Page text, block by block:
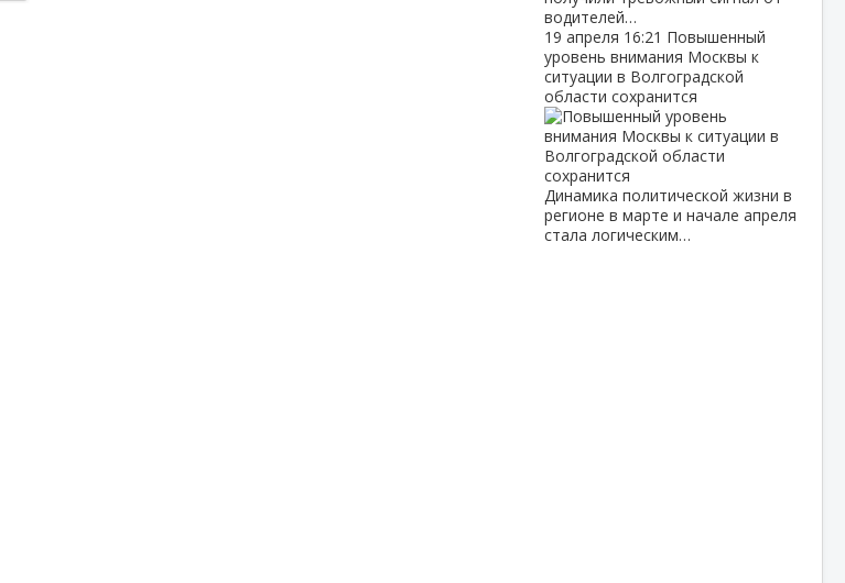
водителей…
19 апреля 16:21 Повышенный
уровень внимания Москвы к
ситуации в Волгоградской
области сохранится
Динамика политической жизни в
регионе в марте и начале апреля
стала логическим…